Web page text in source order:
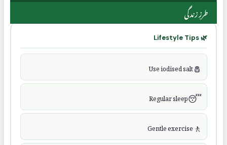
طرزِ زندگی
🌿 Lifestyle Tips
🧂
Use iodised salt
😴
Regular sleep
🚶
Gentle exercise